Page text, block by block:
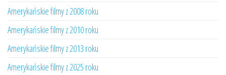
Amerykańskie filmy z 2008 roku
Amerykańskie filmy z 2010 roku
Amerykańskie filmy z 2013 roku
Amerykańskie filmy z 2025 roku